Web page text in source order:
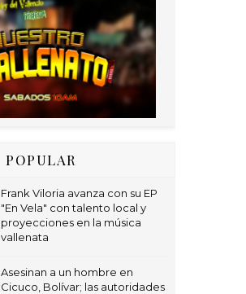
POPULAR
Frank Viloria avanza con su EP
"En Vela" con talento local y
proyecciones en la música
vallenata
Asesinan a un hombre en
Cicuco, Bolívar; las autoridades